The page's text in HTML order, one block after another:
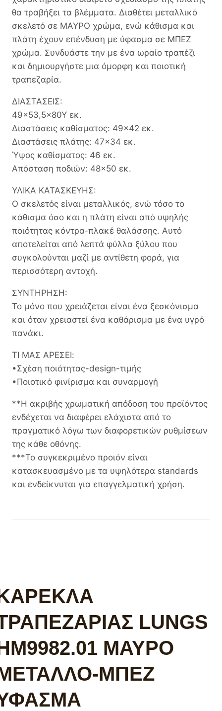
θα τραβήξει τα βλέμματα. Διαθέτει μεταλλικό
σκελετό σε ΜΑΥΡΟ χρώμα, ενώ κάθισμα και
πλάτη έχουν επένδυση με ύφασμα σε ΜΠΕΖ
χρώμα. Συνδυάστε την με ένα ωραίο τραπέζι
και δημιουργήστε μια όμορφη και ποιοτική
τραπεζαρία.
ΔΙΑΣΤΑΣΕΙΣ:
49×53,5×80Υ εκ.
Διαστάσεις καθίσματος: 49×42 εκ.
Διαστάσεις πλάτης: 47×34 εκ.
Ύψος καθίσματος: 46 εκ.
Απόσταση ποδιών: 48×50 εκ.
ΥΛΙΚΑ ΚΑΤΑΣΚΕΥΗΣ:
Ο σκελετός είναι μεταλλικός, ενώ τόσο το
κάθισμα όσο και η πλάτη είναι από υψηλής
ποιότητας κόντρα-πλακέ θαλάσσης. Αυτό
αποτελείται από λεπτά φύλλα ξύλου που
συγκολούνται μαζί με αντίθετη φορά, για
περισσότερη αντοχή.
ΣΥΝΤΗΡΗΣΗ:
Το μόνο που χρειάζεται είναι ένα ξεσκόνισμα
και όταν χρειαστεί ένα καθάρισμα με ένα υγρό
πανάκι.
ΤΙ ΜΑΣ ΑΡΕΣΕΙ:
•Σχέση ποιότητας-design-τιμής
•Ποιοτικό φινίρισμα και συναρμογή
**Η ακριβής χρωματική απόδοση του προϊόντος
ενδέχεται να διαφέρει ελάχιστα από το
πραγματικό λόγω των διαφορετικών ρυθμίσεων
της κάθε οθόνης.
***Το συγκεκριμένο προιόν είναι
κατασκευασμένο με τα υψηλότερα standards
και ενδείκνυται για επαγγελματική χρήση.
LUNGS
ΜΑΥΡΟ
ΜΠΕΖ